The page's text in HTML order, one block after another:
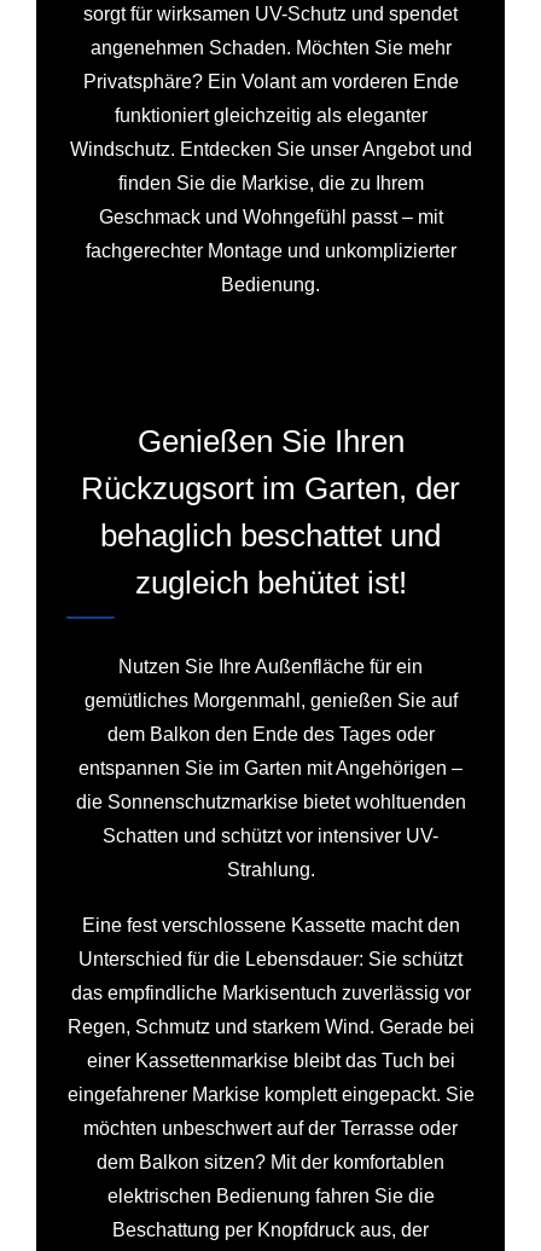
sorgt für wirksamen UV-Schutz und spendet
angenehmen Schaden. Möchten Sie mehr
Privatsphäre? Ein Volant am vorderen Ende
funktioniert gleichzeitig als eleganter
Windschutz. Entdecken Sie unser Angebot und
finden Sie die Markise, die zu Ihrem
Geschmack und Wohngefühl passt – mit
fachgerechter Montage und unkomplizierter
Bedienung.
Genießen Sie Ihren
Rückzugsort im Garten, der
behaglich beschattet und
zugleich behütet ist!
Nutzen Sie Ihre Außenfläche für ein
gemütliches Morgenmahl, genießen Sie auf
dem Balkon den Ende des Tages oder
entspannen Sie im Garten mit Angehörigen –
die Sonnenschutzmarkise bietet wohltuenden
Schatten und schützt vor intensiver UV-
Strahlung.
Eine fest verschlossene Kassette macht den
Unterschied für die Lebensdauer: Sie schützt
das empfindliche Markisentuch zuverlässig vor
Regen, Schmutz und starkem Wind. Gerade bei
einer Kassettenmarkise bleibt das Tuch bei
eingefahrener Markise komplett eingepackt. Sie
möchten unbeschwert auf der Terrasse oder
dem Balkon sitzen? Mit der komfortablen
elektrischen Bedienung fahren Sie die
Beschattung per Knopfdruck aus, der